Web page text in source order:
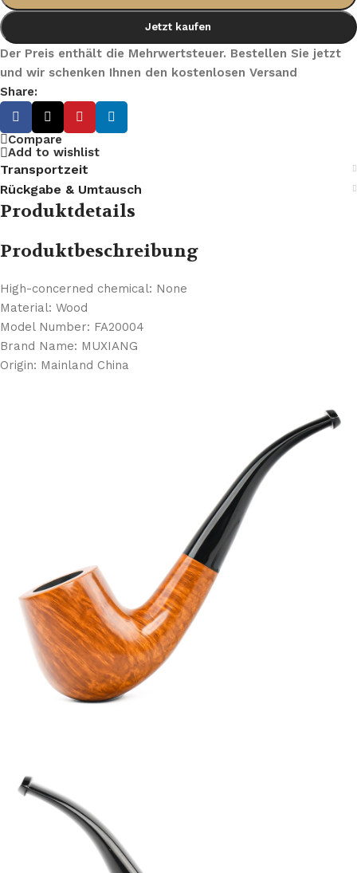
Jetzt kaufen
Der Preis enthält die Mehrwertsteuer. Bestellen Sie jetzt
und wir schenken Ihnen den kostenlosen Versand
Share:
Compare
Add to wishlist
Transportzeit
Rückgabe & Umtausch
Produktdetails
Produktbeschreibung
High-concerned chemical: None
Material: Wood
Model Number: FA20004
Brand Name: MUXIANG
Origin: Mainland China